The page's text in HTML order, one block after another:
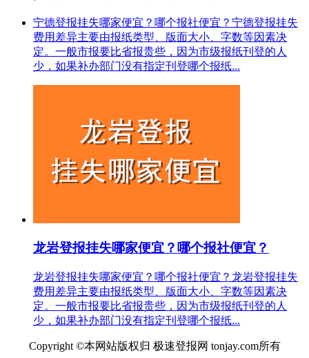
宁德登报挂失哪家便宜？哪个报社便宜？宁德登报挂失
费用差异主要由报纸类型、版面大小、字数等因素决
定。一般市报要比省报贵些，因为市级报纸刊登的人
少，如果补办部门没有指定刊登哪个报纸...
龙岩登报挂失哪家便宜？哪个报社便宜？
龙岩登报挂失哪家便宜？哪个报社便宜？龙岩登报挂失
费用差异主要由报纸类型、版面大小、字数等因素决
定。一般市报要比省报贵些，因为市级报纸刊登的人
少，如果补办部门没有指定刊登哪个报纸...
Copyright ©本网站版权归 极速登报网 tonjay.com所有